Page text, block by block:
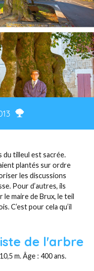
du tilleul est sacrée.
plantés sur ordre
les discussions
Pour d’autres, ils
le maire de Brux, le teil
C’est pour cela qu’il
de l'arbre
m. Âge : 400 ans.